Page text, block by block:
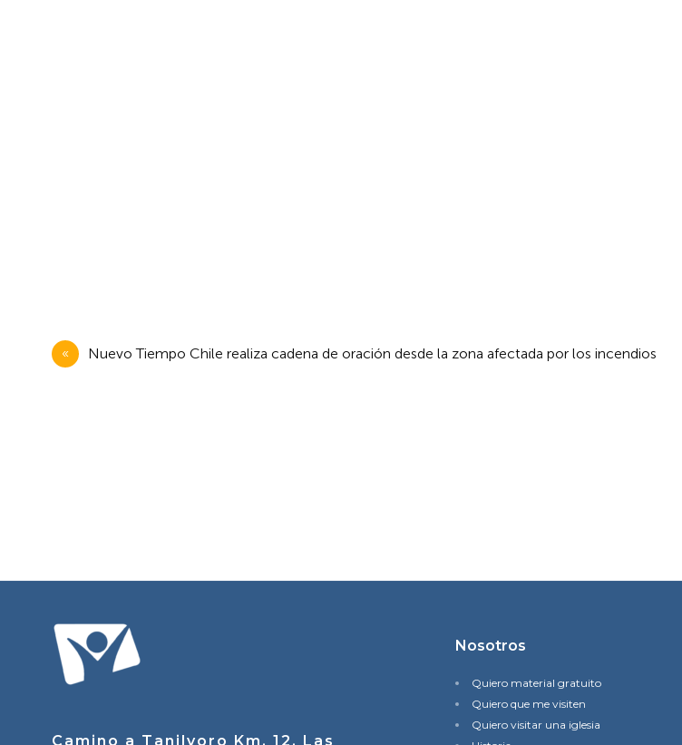
Navegación
de
Nuevo Tiempo Chile realiza cadena de oración desde la zona afectada por los incendios
Camino a Tanilvoro Km. 12, Las
Nosotros
Quiero material gratuito
Quiero que me visiten
Quiero visitar una iglesia